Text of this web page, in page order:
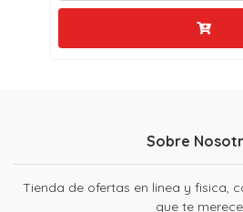
Sobre
Tienda de ofertas en linea y fisica,
que te